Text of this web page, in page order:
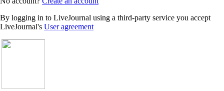
By logging in to LiveJournal using a third-party service you accept
LiveJournal's User agreement